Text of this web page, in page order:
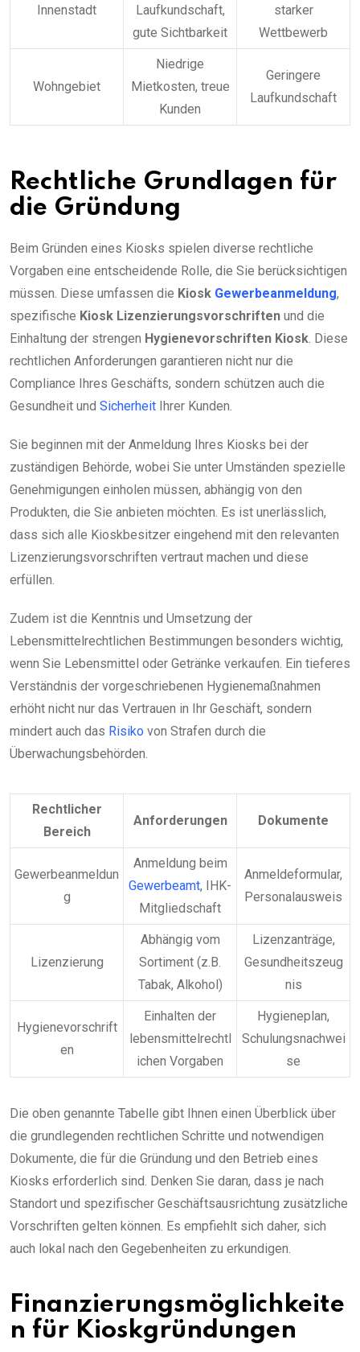
Innenstadt
Laufkundschaft,
gute Sichtbarkeit
starker
Wettbewerb
Wohngebiet
Niedrige
Mietkosten, treue
Kunden
Geringere
Laufkundschaft
Rechtliche Grundlagen für
die Gründung
Beim Gründen eines Kiosks spielen diverse rechtliche
Vorgaben eine entscheidende Rolle, die Sie berücksichtigen
müssen. Diese umfassen die Kiosk Gewerbeanmeldung,
spezifische Kiosk Lizenzierungsvorschriften und die
Einhaltung der strengen Hygienevorschriften Kiosk . Diese
rechtlichen Anforderungen garantieren nicht nur die
Compliance Ihres Geschäfts, sondern schützen auch die
Gesundheit und Sicherheit Ihrer Kunden.
Sie beginnen mit der Anmeldung Ihres Kiosks bei der
zuständigen Behörde, wobei Sie unter Umständen spezielle
Genehmigungen einholen müssen, abhängig von den
Produkten, die Sie anbieten möchten. Es ist unerlässlich,
dass sich alle Kioskbesitzer eingehend mit den relevanten
Lizenzierungsvorschriften vertraut machen und diese
erfüllen.
Zudem ist die Kenntnis und Umsetzung der
Lebensmittelrechtlichen Bestimmungen besonders wichtig,
wenn Sie Lebensmittel oder Getränke verkaufen. Ein tieferes
Verständnis der vorgeschriebenen Hygienemaßnahmen
erhöht nicht nur das Vertrauen in Ihr Geschäft, sondern
mindert auch das Risiko von Strafen durch die
Überwachungsbehörden.
Rechtlicher
Bereich
Anforderungen Dokumente
Gewerbeanmeldun
g
Anmeldung beim
Gewerbeamt, IHK-
Mitgliedschaft
Anmeldeformular,
Personalausweis
Lizenzierung
Abhängig vom
Sortiment (z.B.
Tabak, Alkohol)
Lizenzanträge,
Gesundheitszeug
nis
Hygienevorschrift
en
Einhalten der
lebensmittelrechtl
ichen Vorgaben
Hygieneplan,
Schulungsnachwei
se
Die oben genannte Tabelle gibt Ihnen einen Überblick über
die grundlegenden rechtlichen Schritte und notwendigen
Dokumente, die für die Gründung und den Betrieb eines
Kiosks erforderlich sind. Denken Sie daran, dass je nach
Standort und spezifischer Geschäftsausrichtung zusätzliche
Vorschriften gelten können. Es empfiehlt sich daher, sich
auch lokal nach den Gegebenheiten zu erkundigen.
Finanzierungsmöglichkeite
n für Kioskgründungen